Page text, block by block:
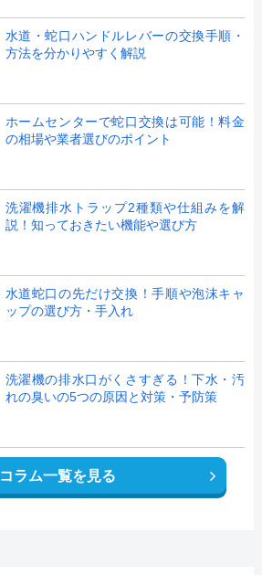
水道・蛇口ハンドルレバーの交換手順・
方法を分かりやすく解説
ホームセンターで蛇口交換は可能！料金
の相場や業者選びのポイント
洗濯機排水トラップ2種類や仕組みを解
説！知っておきたい機能や選び方
水道蛇口の先だけ交換！手順や泡沫キャ
ップの選び方・手入れ
洗濯機の排水口がくさすぎる！下水・汚
れの臭いの5つの原因と対策・予防策
コラム一覧を見る